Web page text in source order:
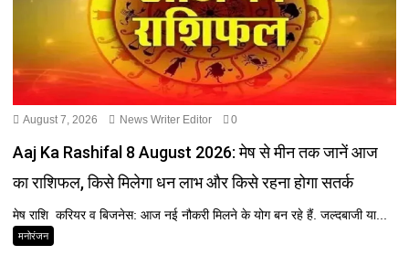
August 7, 2026 News Writer Editor 0
Aaj Ka Rashifal 8 August 2026: मेष से मीन तक जानें आज
का राशिफल, किसे मिलेगा धन लाभ और किसे रहना होगा सतर्क
मेष राशि करियर व बिजनेस: आज नई नौकरी मिलने के योग बन रहे हैं. जल्दबाजी या...
मनोरंजन